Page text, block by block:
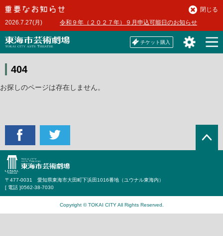
本
文
へ2026.7.27(月) 令和９年（２０２７年）９月申込可能日のお知らせ
閉じる
チケット購入
404
お探しのページは存在しません。
〒477-0031 愛知県東海市大田町下浜田1016番地（ユウナル東海内）
[ 電話 ]0562-38-7030
Copyright © TOKAI CITY All Rights Reserved.